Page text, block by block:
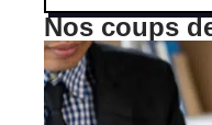
Nos coups